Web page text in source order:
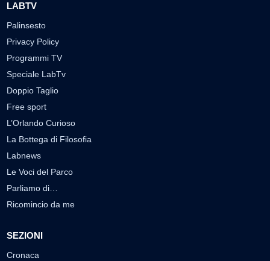
LABTV
Palinsesto
Privacy Policy
Programmi TV
Speciale LabTv
Doppio Taglio
Free sport
L’Orlando Curioso
La Bottega di Filosofia
Labnews
Le Voci del Parco
Parliamo di…
Ricomincio da me
SEZIONI
Cronaca